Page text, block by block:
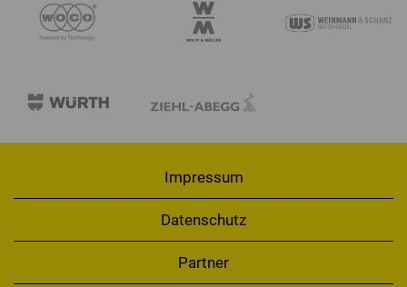
Impressum
Datenschutz
Partner